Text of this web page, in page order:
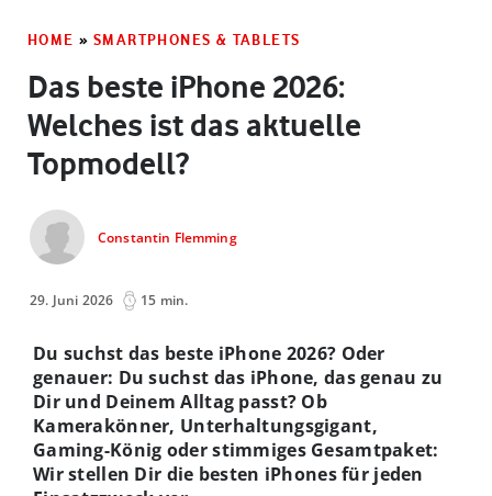
HOME » SMARTPHONES & TABLETS
Das beste iPhone 2026:
Welches ist das aktuelle
Topmodell?
Constantin Flemming
29. Juni 2026 15 min.
Du suchst das beste iPhone 2026? Oder
genauer: Du suchst das iPhone, das genau zu
Dir und Deinem Alltag passt? Ob
Kamerakönner, Unterhaltungsgigant,
Gaming-König oder stimmiges Gesamtpaket:
Wir stellen Dir die besten iPhones für jeden